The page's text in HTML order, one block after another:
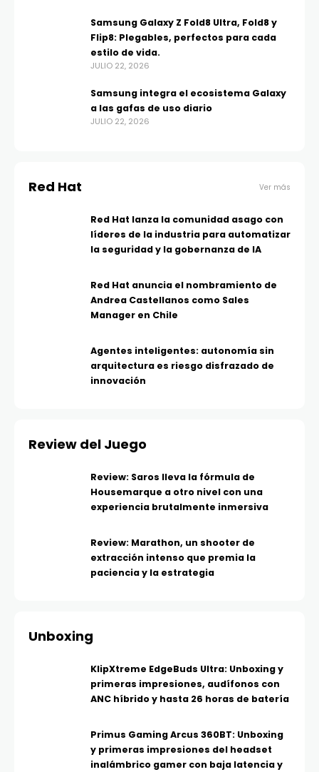
Samsung Galaxy Z Fold8 Ultra, Fold8 y
Flip8: Plegables, perfectos para cada
estilo de vida.
JULIO 22, 2026
Samsung integra el ecosistema Galaxy
a las gafas de uso diario
JULIO 22, 2026
Red Hat Ver más
Red Hat lanza la comunidad asago con
líderes de la industria para automatizar
la seguridad y la gobernanza de IA
Red Hat anuncia el nombramiento de
Andrea Castellanos como Sales
Manager en Chile
Agentes inteligentes: autonomía sin
arquitectura es riesgo disfrazado de
innovación
Review del Juego
Review: Saros lleva la fórmula de
Housemarque a otro nivel con una
experiencia brutalmente inmersiva
Review: Marathon, un shooter de
extracción intenso que premia la
paciencia y la estrategia
Unboxing
KlipXtreme EdgeBuds Ultra: Unboxing y
primeras impresiones, audífonos con
ANC híbrido y hasta 26 horas de batería
Primus Gaming Arcus 360BT: Unboxing
y primeras impresiones del headset
inalámbrico gamer con baja latencia y